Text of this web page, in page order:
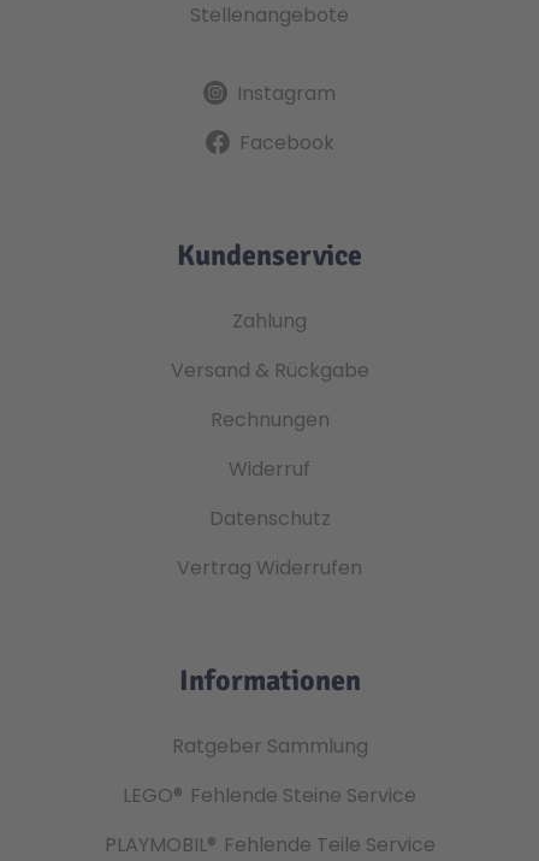
Stellenangebote
Instagram
Facebook
Kundenservice
Zahlung
Versand & Rückgabe
Rechnungen
Widerruf
Datenschutz
Vertrag Widerrufen
Informationen
Ratgeber Sammlung
LEGO® Fehlende Steine Service
PLAYMOBIL® Fehlende Teile Service